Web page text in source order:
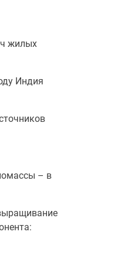
жилых
Индия
– в